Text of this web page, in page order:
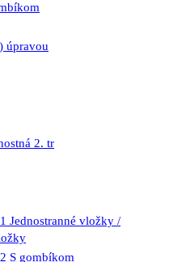
úpravou
2. tr
Jednostranné vložky /
S gombíkom